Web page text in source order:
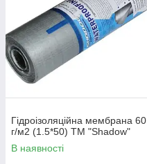
Гідроізоляційна мембрана 60
г/м2 (1.5*50) ТМ "Shadow"
В наявності